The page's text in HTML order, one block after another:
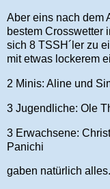
Aber eins nach dem
bestem Crosswetter
sich 8 TSSH´ler zu
mit etwas lockerem
2 Minis: Aline und
3 Jugendliche: Ole
3 Erwachsene:
Panichi
gaben natürlich alles.